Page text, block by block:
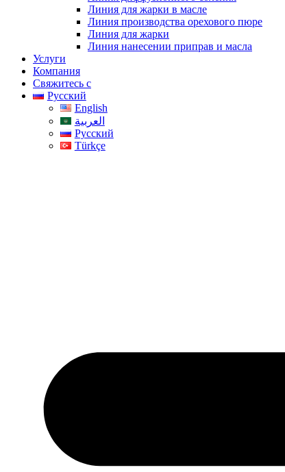
Линия для жарки в масле
Линия производства орехового пюре
Линия для жарки
Линия нанесении приправ и масла
Услуги
Компания
Свяжитесь с
Русский
English
العربية
Русский
Türkçe